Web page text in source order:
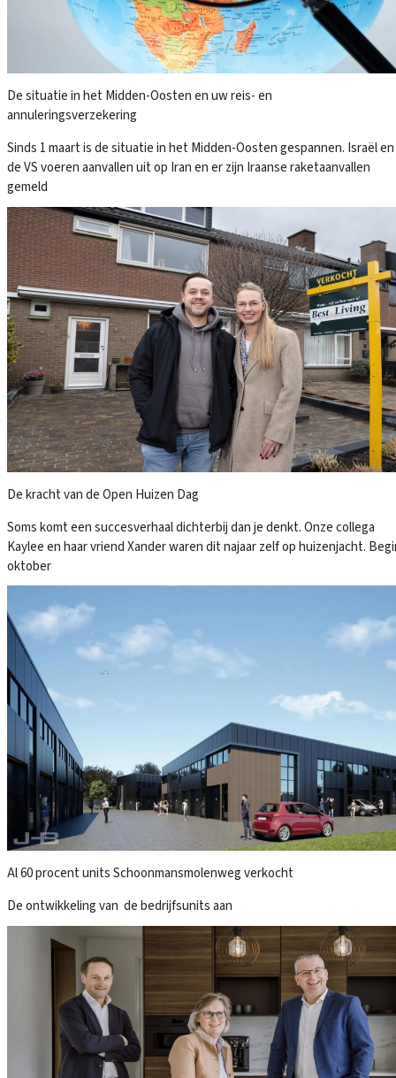
De situatie in het Midden-Oosten en uw reis- en
annuleringsverzekering
Sinds 1 maart is de situatie in het Midden-Oosten gespannen. Israël en
de VS voeren aanvallen uit op Iran en er zijn Iraanse raketaanvallen
gemeld
De kracht van de Open Huizen Dag
Soms komt een succesverhaal dichterbij dan je denkt. Onze collega
Kaylee en haar vriend Xander waren dit najaar zelf op huizenjacht.
oktober
Al 60 procent units Schoonmansmolenweg verkocht
De ontwikkeling van de bedrijfsunits aan